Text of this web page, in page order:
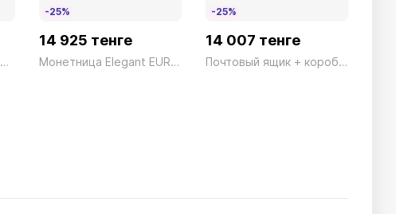
Сейф SB20-D NN Электронный Белый President ш530*г522*в675 110кг
-25%
14 925 тенге
Монетница Elegant EURO 4E Technomax 6кг
-25%
14 007 тенге
Почтовый ящик + коробка Set Vario 86720 W